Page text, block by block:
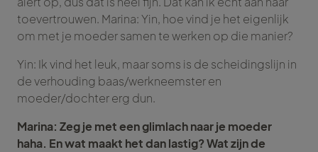
toevertrouwen. Marina: Yin, hoe vind je het eigenlijk
om met je moeder samen te werken op die manier?
Yin: Ik vind het leuk, maar soms is de scheidingslijn in
de verhouding baas/werkneemster en
moeder/dochter erg dun.
Marina: Zeg je met een glimlach naar je moeder
haha. En wat maakt het dan lastig? Wat zijn de